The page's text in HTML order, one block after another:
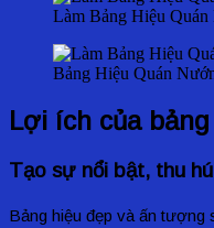
Làm Bảng Hiệu
Bảng Hiệu Quán
Lợi ích của
Tạo sự nổi bật, thu
Bảng hiệu đẹp và ấn tượng